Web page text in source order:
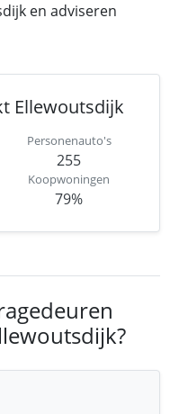
en adviseren
Ellewoutsdijk
Personenauto's
255
Koopwoningen
79%